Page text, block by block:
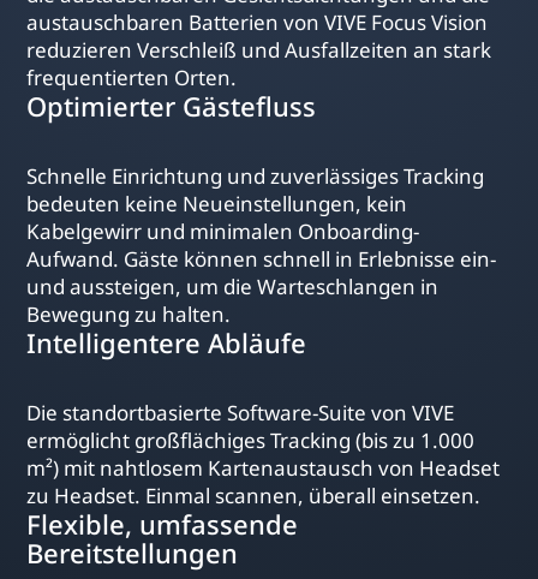
austauschbaren Batterien von VIVE Focus Vision
reduzieren Verschleiß und Ausfallzeiten an stark
frequentierten Orten.
Optimierter Gästefluss
Schnelle Einrichtung und zuverlässiges Tracking
bedeuten keine Neueinstellungen, kein
Kabelgewirr und minimalen Onboarding-
Aufwand. Gäste können schnell in Erlebnisse ein-
und aussteigen, um die Warteschlangen in
Bewegung zu halten.
Intelligentere Abläufe
Die standortbasierte Software-Suite von VIVE
ermöglicht großflächiges Tracking (bis zu 1.000
m²) mit nahtlosem Kartenaustausch von Headset
zu Headset. Einmal scannen, überall einsetzen.
Flexible, umfassende
Bereitstellungen